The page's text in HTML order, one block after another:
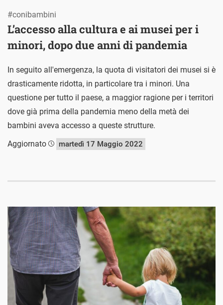
L’accesso alla cultura e ai musei per i
minori, dopo due anni di pandemia
#conibambini
In seguito all'emergenza, la quota di visitatori dei musei si è
drasticamente ridotta, in particolare tra i minori. Una
questione per tutto il paese, a maggior ragione per i territori
dove già prima della pandemia meno della metà dei
bambini aveva accesso a queste strutture.
Aggiornato
martedì 17 Maggio 2022